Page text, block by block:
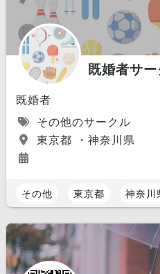
既婚者サ
既婚者
その他のサークル
東京都 ・神奈川県
その他 東京都 神奈川